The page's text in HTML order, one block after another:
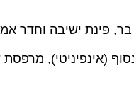
אינסוף (אינפיניטי),